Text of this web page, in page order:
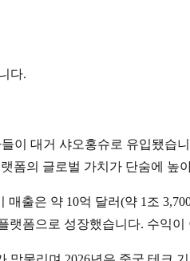
다.
이 대거 샤오홍슈로 유입됐습
폼의 글로벌 가치가 단숨에 높
출은 약 10억 달러(약 1조
랫폼으로 성장했습니다. 수익